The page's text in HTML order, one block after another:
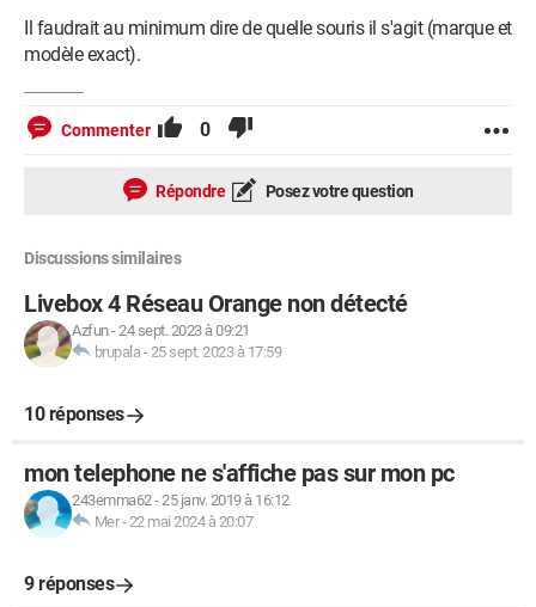
Il faudrait au minimum dire de quelle souris il s'agit (marque et
modèle exact).
Commenter 0
Répondre Posez votre question
Discussions similaires
Livebox 4 Réseau Orange non détecté
Azfun-24 sept. 2023 à 09:21
brupala -25 sept. 2023 à 17:59
10 réponses
mon telephone ne s'affiche pas sur mon pc
243emma62-25 janv. 2019 à 16:12
Mer-22 mai 2024 à 20:07
9 réponses